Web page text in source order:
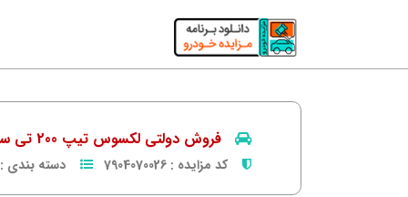
فروش دولتی لکسوس تیپ 200 تی سفید رنگ - مدل2017
کد مزایده : 7904070026 دسته بندی :